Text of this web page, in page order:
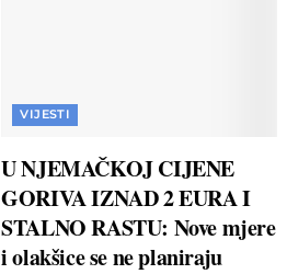
VIJESTI
U NJEMAČKOJ CIJENE
GORIVA IZNAD 2 EURA I
STALNO RASTU: Nove mjere
i olakšice se ne planiraju